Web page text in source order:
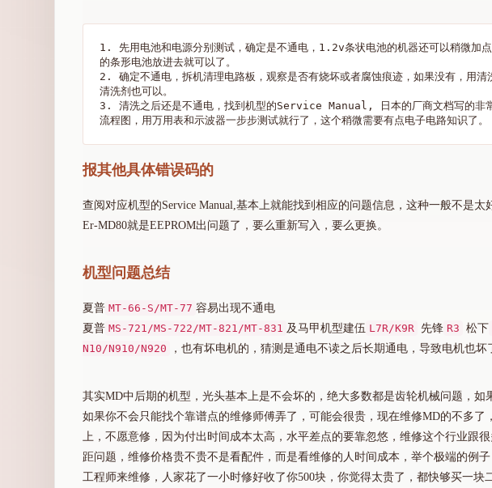
1. 先用电池和电源分别测试，确定是不通电，1.2v条状电池的机器还可以稍微加
的条形电池放进去就可以了。
2. 确定不通电，拆机清理电路板，观察是否有烧坏或者腐蚀痕迹，如果没有，用
清洗剂也可以。
3. 清洗之后还是不通电，找到机型的Service Manual, 日本的厂商文档写的非常
报其他具体错误码的
查阅对应机型的Service Manual,基本上就能找到相应的问题信息，这种一般不是
Er-MD80就是EEPROM出问题了，要么重新写入，要么更换。
机型问题总结
夏普 MT-66-S/MT-77 容易出现不通电
夏普 MS-721/MS-722/MT-821/MT-831 及马甲机型建伍 L7R/K9R 先锋 R3 松下
N10/N910/N920
，也有坏电机的，猜测是通电不读之后长期通电，导致电机也坏
其实MD中后期的机型，光头基本上是不会坏的，绝大多数都是齿轮机械问题，如
如果你不会只能找个靠谱点的维修师傅弄了，可能会很贵，现在维修MD的不多
上，不愿意修，因为付出时间成本太高，水平差点的要靠忽悠，维修这个行业跟
距问题，维修价格贵不贵不是看配件，而是看维修的人时间成本，举个极端的例
工程师来维修，人家花了一小时修好收了你500块，你觉得太贵了，都快够买一